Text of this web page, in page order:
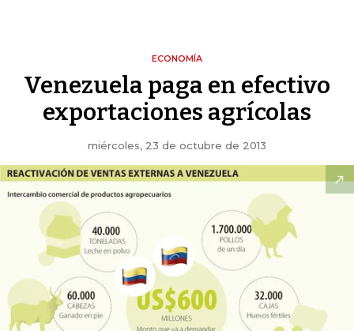
ECONOMÍA
Venezuela paga en efectivo
exportaciones agrícolas
miércoles, 23 de octubre de 2013